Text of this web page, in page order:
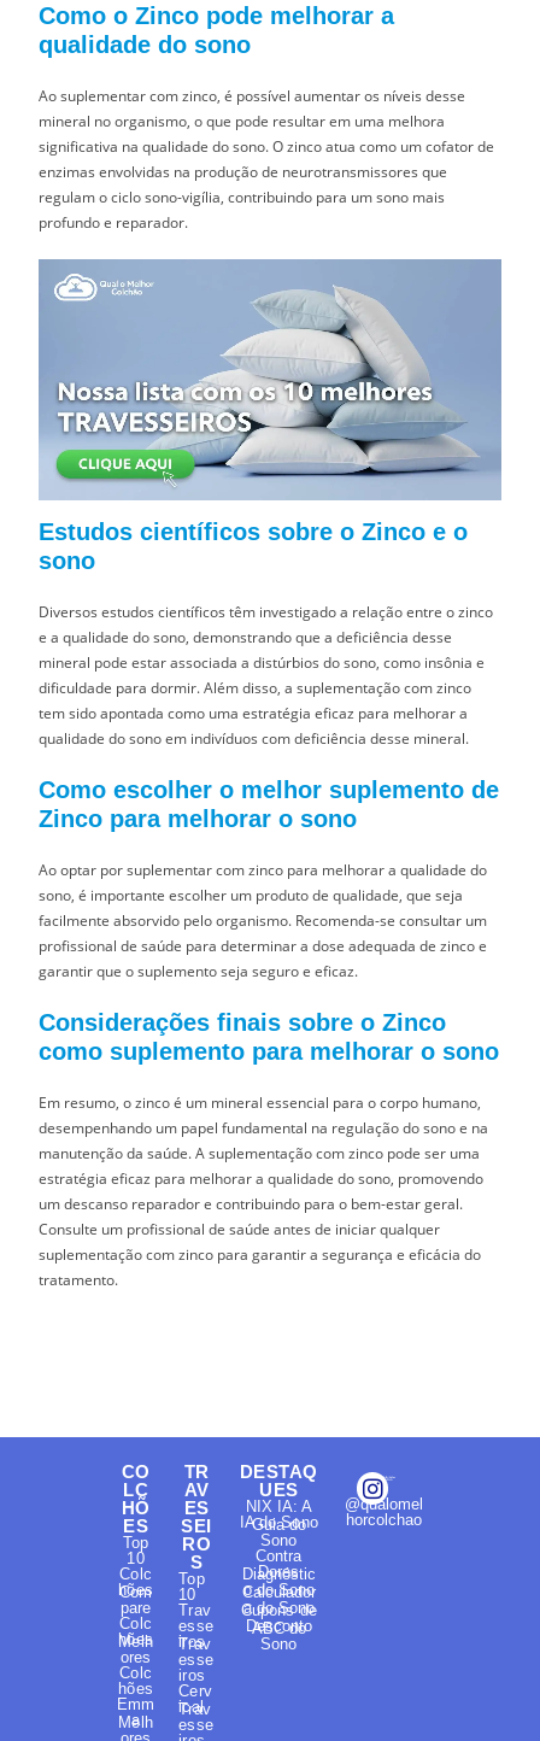
Como o Zinco pode melhorar a
qualidade do sono
Ao suplementar com zinco, é possível aumentar os níveis desse
mineral no organismo, o que pode resultar em uma melhora
significativa na qualidade do sono. O zinco atua como um cofator de
enzimas envolvidas na produção de neurotransmissores que
regulam o ciclo sono-vigília, contribuindo para um sono mais
profundo e reparador.
Estudos científicos sobre o Zinco e o
sono
Diversos estudos científicos têm investigado a relação entre o zinco
e a qualidade do sono, demonstrando que a deficiência desse
mineral pode estar associada a distúrbios do sono, como insônia e
dificuldade para dormir. Além disso, a suplementação com zinco
tem sido apontada como uma estratégia eficaz para melhorar a
qualidade do sono em indivíduos com deficiência desse mineral.
Como escolher o melhor suplemento de
Zinco para melhorar o sono
Ao optar por suplementar com zinco para melhorar a qualidade do
sono, é importante escolher um produto de qualidade, que seja
facilmente absorvido pelo organismo. Recomenda-se consultar um
profissional de saúde para determinar a dose adequada de zinco e
garantir que o suplemento seja seguro e eficaz.
Considerações finais sobre o Zinco
como suplemento para melhorar o sono
Em resumo, o zinco é um mineral essencial para o corpo humano,
desempenhando um papel fundamental na regulação do sono e na
manutenção da saúde. A suplementação com zinco pode ser uma
estratégia eficaz para melhorar a qualidade do sono, promovendo
um descanso reparador e contribuindo para o bem-estar geral.
Consulte um profissional de saúde antes de iniciar qualquer
suplementação com zinco para garantir a segurança e eficácia do
tratamento.
CO
LC
HÕ
ES
Top
10
Colc
hões
Com
pare
Colc
hões
Melh
ores
Colc
hões
Emm
a
Melh
TR
AV
ES
SEI
RO
S
Top
10
Trav
esse
iros
Trav
esse
iros
Cerv
ical
Trav
esse
DESTAQ
UES
NIX IA: A
IA do Sono
Guia do
Sono
Contra
Dores
Diagnóstic
o do Sono
Calculador
a do Sono
Cupons de
Desconto
ABC do
Sono
@qualomel
horcolchao